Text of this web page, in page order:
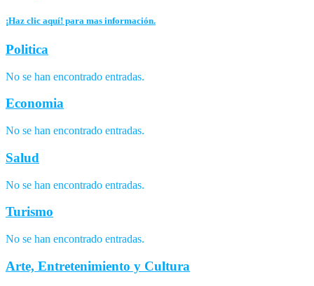
¡Haz clic aquí! para mas información.
Politica
No se han encontrado entradas.
Economia
No se han encontrado entradas.
Salud
No se han encontrado entradas.
Turismo
No se han encontrado entradas.
Arte, Entretenimiento y Cultura